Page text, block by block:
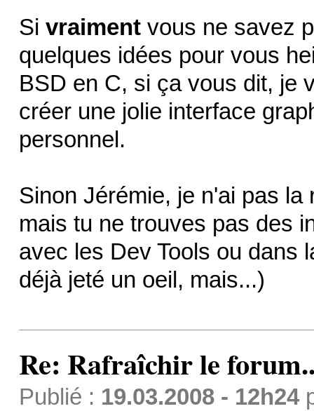
Si vraimentvous ne savez
quelques idées pour vous
BSD en C, si ça vous dit, je
créer une jolie interface
personnel.
Sinon Jérémie, je n'ai pas
mais tu ne trouves pas des
avec les Dev Tools ou dans
déjà jeté un oeil, mais...)
Re: Rafraîchir le
Publié : 19.03.2008 - 12h24